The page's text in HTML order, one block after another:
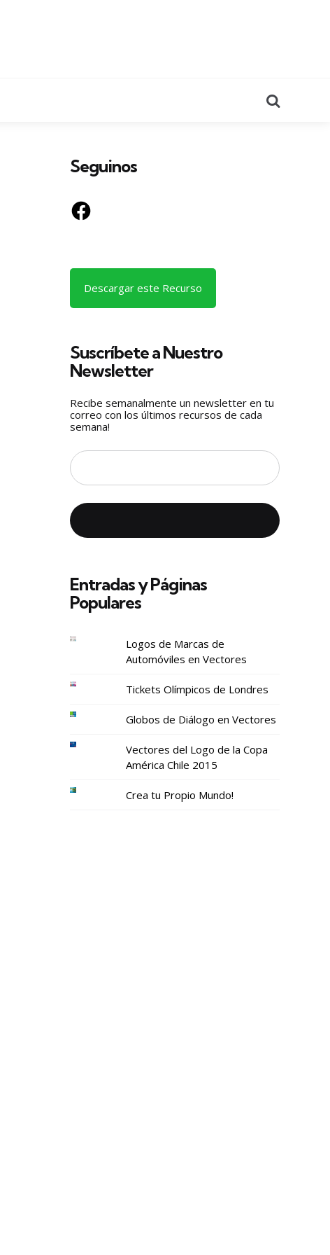
Seguinos
Facebook
Descargar este Recurso
Suscríbete a Nuestro
Newsletter
Recibe semanalmente un newsletter en tu
correo con los últimos recursos de cada
semana!
Entradas y Páginas
Populares
Logos de Marcas de
Automóviles en Vectores
Tickets Olímpicos de Londres
Globos de Diálogo en Vectores
Vectores del Logo de la Copa
América Chile 2015
Crea tu Propio Mundo!